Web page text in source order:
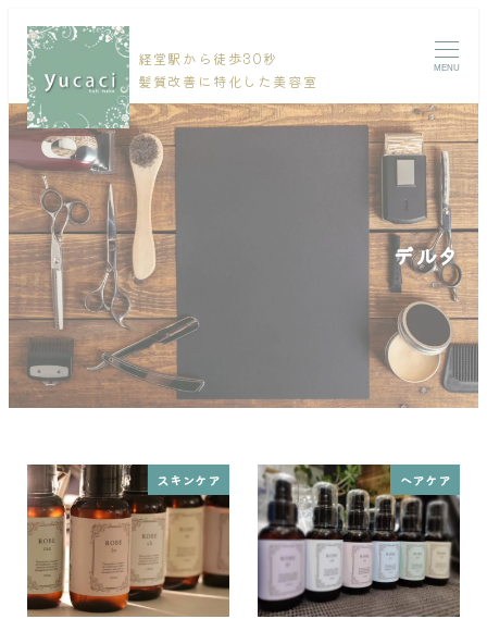
経堂駅から徒歩30秒
髪質改善に特化した美容室
MENU
デルタ
スキンケア ヘアケア